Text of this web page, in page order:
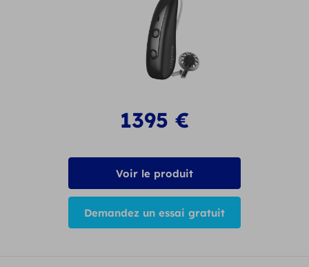
1395 €
Voir le produit
Demandez un essai gratuit